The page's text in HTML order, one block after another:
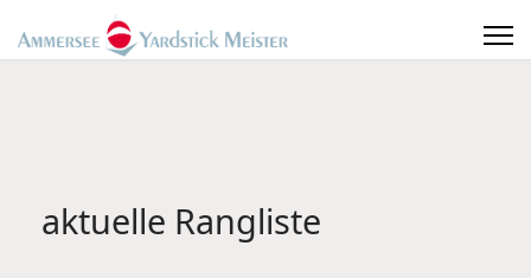
aktuelle Rangliste